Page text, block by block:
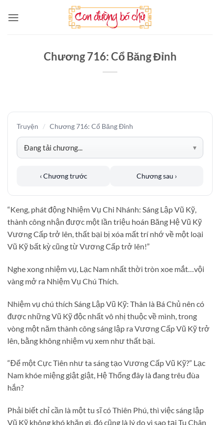
qua
Chương 716: Cổ Băng Đỉnh
Truyện / Chương 716: Cổ Băng Đỉnh
‹ Chương trước Chương sau ›
“Keng, phát động Nhiệm Vụ Chi Nhánh: Sáng Lập Vũ Kỹ,
thành công nhận được một lần triệu hoán Băng Hệ Vũ Kỹ
Vương Cấp trở lên, thất bại bị xóa mất trí nhớ về một loại
Vũ Kỹ bất kỳ cũng từ Vương Cấp trở lên!”
Nghe xong nhiệm vụ, Lạc Nam nhất thời tròn xoe mắt…vội
vàng mở ra Nhiệm Vụ Chú Thích.
Nhiệm vụ chú thích Sáng Lập Vũ Kỹ: Thân là Bá Chủ nên có
được những Vũ Kỹ độc nhất vô nhị thuộc về mình, trong
vòng một năm thành công sáng lập ra Vương Cấp Vũ Kỹ trở
lên, bằng không nhiệm vụ xem như thất bại.
“Để một Cực Tiên như ta sáng tạo Vương Cấp Vũ Kỹ?” Lạc
Nam khóe miệng giật giật, Hệ Thống đây là đang trêu đùa
hắn?
Phải biết chỉ cần là một tu sĩ có Thiên Phú, thì việc sáng lập
Vũ Kỹ không khó khăn gì, đó cũng là lý do vì sao tại Tu Chân